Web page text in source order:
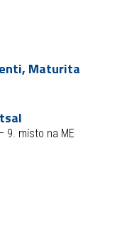
Maturita
9. místo na ME